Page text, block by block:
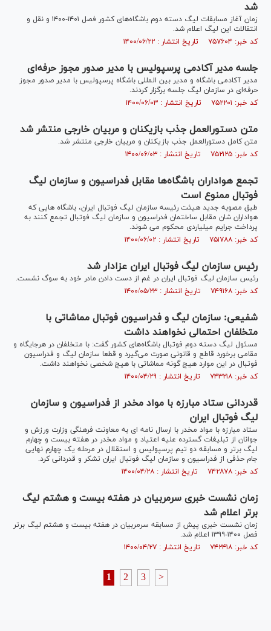
شد
زمان آغاز مسابقات لیگ دسته دوم باشگاه‌های کشور فصل ۱۴۰۱-۱۴۰۰ و نقل و
انتقالات این لیگ اعلام شد.
کد خبر: ۷۵۷۶۰۴ تاریخ انتشار : ۱۴۰۰/۰۶/۲۲
جلسه مدیر آکادمی پرسپولیس با مدیر صدور مجوز حرفه‌ای
مدیر آکادمی باشگاه و مدیر بین المللی باشگاه پرسپولیس با مدیر صدور مجوز
حرفه‌ای در سازمان لیگ جلسه برگزار کردند.
کد خبر: ۷۵۲۲۰۱ تاریخ انتشار : ۱۴۰۰/۰۶/۰۳
متن دستورالعمل جذب بازیکنان و مربیان خارجی منتشر شد
متن کامل دستورالعمل جذب بازیکنان و مربیان خارجی منتشر شد.
کد خبر: ۷۵۲۱۲۵ تاریخ انتشار : ۱۴۰۰/۰۶/۰۳
تجمع هواداران باشگاه‌ها مقابل فدراسیون و سازمان لیگ
فوتبال ممنوع است
طبق مصوبه جدید هیئت رئیسه سازمان لیگ فوتبال ایران، باشگاه هایی که
هواداران شان مقابل ساختمان فدراسیون و سازمان لیگ فوتبال تجمع کنند به
پرداخت جرایم میلیاردی محکوم می شوند.
کد خبر: ۷۵۱۷۸۸ تاریخ انتشار : ۱۴۰۰/۰۶/۰۲
رئیس سازمان لیگ فوتبال ایران عزادار شد
رئیس سازمان لیگ فوتبال ایران در غم از دست دادن مادر خود به سوگ نشست.
کد خبر: ۷۴۹۱۶۸ تاریخ انتشار : ۱۴۰۰/۰۵/۲۳
شفیعی: سازمان لیگ و فدراسیون فوتبال مماشاتی با
متخلفان احتمالی نخواهند داشت
مسئول لیگ دسته دوم فوتبال باشگاه‌های کشور گفت: با متخلفان در هرجایگاه و
مقامی برخورد قاطع و قانونی صورت می‌گیرد و قطعا سازمان لیگ و فدراسیون
فوتبال در این موارد هیچ گونه مماشاتی با هیچ شخصی نخواهند داشت.
کد خبر: ۷۴۳۲۱۸ تاریخ انتشار : ۱۴۰۰/۰۴/۲۹
قدردانی ستاد مبارزه با مواد مخدر از فدراسیون و سازمان
لیگ فوتبال ایران
ستاد مبارزه با مواد مخدر با ارسال نامه ای به معاونت فرهنگی وزارت ورزش و
جوانان از تبلیغات گسترده علیه اعتیاد و مواد مخدر در هفته بیست و چهارم
لیگ برتر و مسابقه دو تیم پرسپولیس و استقلال در مرحله یک چهارم نهایی
جام حذفی از فدراسیون و سازمان لیگ فوتبال ایران تشکر و قدردانی کرد.
کد خبر: ۷۴۲۸۷۸ تاریخ انتشار : ۱۴۰۰/۰۴/۲۸
زمان نشست خبری سرمربیان در هفته بیست و هشتم لیگ
برتر اعلام شد
زمان نشست خبری پیش از مسابقه سرمربیان در هفته بیست و هشتم لیگ برتر
فصل ۱۴۰۰-۱۳۹۹ اعلام شد.
کد خبر: ۷۴۲۴۱۸ تاریخ انتشار : ۱۴۰۰/۰۴/۲۷
1 2 3 >